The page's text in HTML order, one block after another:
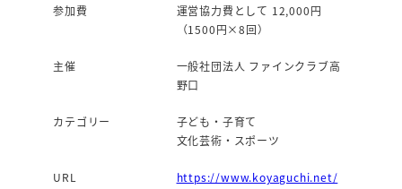
参加費
運営協力費として 12,000円
（1500円×8回）
主催
一般社団法人 ファインクラブ高
野口
カテゴリー
子ども・子育て
文化芸術・スポーツ
URL https://www.koyaguchi.net/